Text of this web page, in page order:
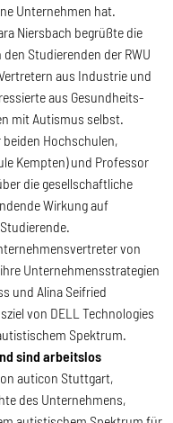
Unternehmen hat.
Niersbach begrüßte die
Studierenden der RWU
aus Industrie und
aus Gesundheits-
mit Autismus selbst.
Hochschulen,
Kempten) und Professor
die gesellschaftliche
Wirkung auf
von
Unternehmensstrategien
und Alina Seifried
von DELL Technologies
Spektrum.
sind arbeitslos
auticon Stuttgart,
des Unternehmens,